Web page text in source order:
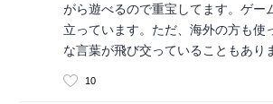
がら遊べるので重宝してます。ゲー
立っています。ただ、海外の方も使
な言葉が飛び交っていることもあり
10